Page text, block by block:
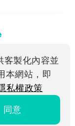
樓
客製化內容並
本網站，即
私權政策
同意